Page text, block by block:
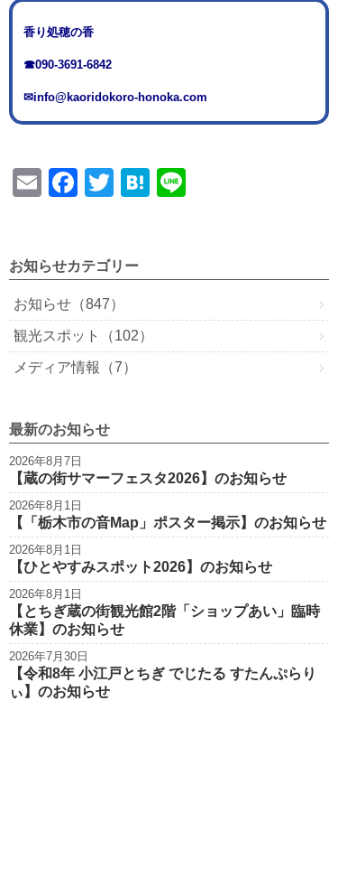
香り処穂の香
☎090-3691-6842
✉info@kaoridokoro-honoka.com
E
F
e
b
o
o
k
T
er
H
お知らせカテゴリー
お知らせ（847）
観光スポット（102）
メディア情報（7）
最新のお知らせ
2026年8月7日
【蔵の街サマーフェスタ2026】のお知らせ
2026年8月1日
【「栃木市の音Map」ポスター掲示】のお知らせ
2026年8月1日
【ひとやすみスポット2026】のお知らせ
2026年8月1日
【とちぎ蔵の街観光館2階「ショップあい」臨時
休業】のお知らせ
2026年7月30日
【令和8年 小江戸とちぎ でじたる すたんぷらり
ぃ】のお知らせ